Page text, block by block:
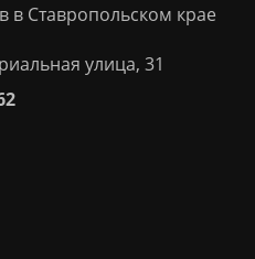
в Ставропольском крае
улица, 31